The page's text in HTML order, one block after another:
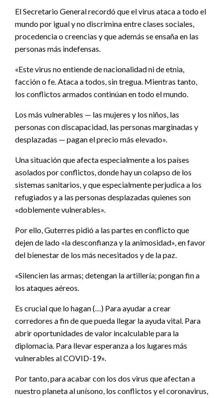
El Secretario General recordó que el virus ataca a todo el
mundo por igual y no discrimina entre clases sociales,
procedencia o creencias y que además se ensaña en las
personas más indefensas.
«Este virus no entiende de nacionalidad ni de etnia,
facción o fe. Ataca a todos, sin tregua. Mientras tanto,
los conflictos armados continúan en todo el mundo.
Los más vulnerables — las mujeres y los niños, las
personas con discapacidad, las personas marginadas y
desplazadas — pagan el precio más elevado».
Una situación que afecta especialmente a los países
asolados por conflictos, donde hay un colapso de los
sistemas sanitarios, y que especialmente perjudica a los
refugiados y a las personas desplazadas quienes son
«doblemente vulnerables».
Por ello, Guterres pidió a las partes en conflicto que
dejen de lado «la desconfianza y la animosidad», en favor
del bienestar de los más necesitados y de la paz.
«Silencien las armas; detengan la artillería; pongan fin a
los ataques aéreos.
Es crucial que lo hagan (…) Para ayudar a crear
corredores a fin de que pueda llegar la ayuda vital. Para
abrir oportunidades de valor incalculable para la
diplomacia. Para llevar esperanza a los lugares más
vulnerables al COVID-19».
Por tanto, para acabar con los dos virus que afectan a
nuestro planeta al unísono, los conflictos y el coronavirus,